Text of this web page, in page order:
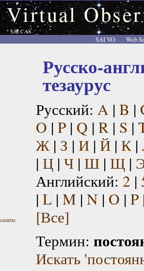
SAI CAS
SAI VO
Web
Русско-
тезаурус
Русский: A | B |
O | P| Q | R| S |
Ж| З | И| Й| К|
| Ц| Ч| Ш| Щ|
Английский: 2 |
| L| M | N | O | P
[Все]
Термин:
Искать